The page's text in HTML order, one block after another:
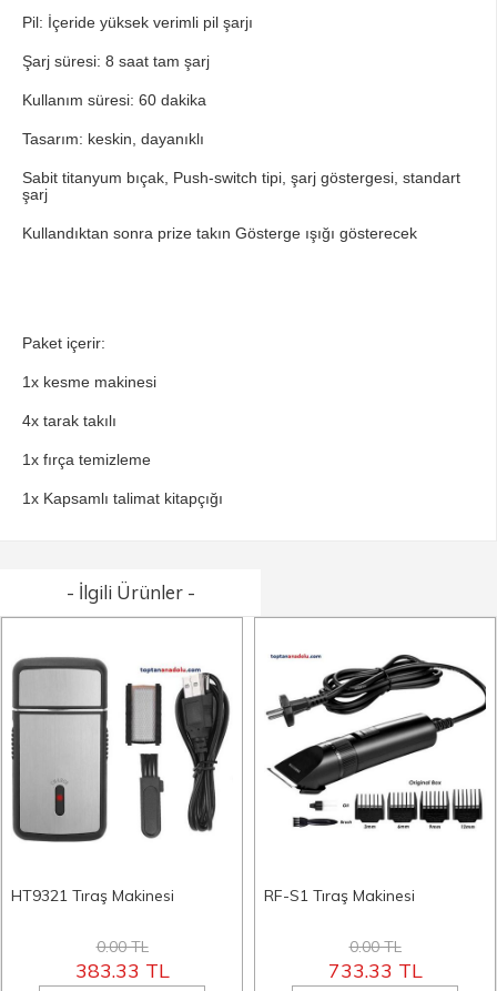
Pil: İçeride yüksek verimli pil şarjı
Şarj süresi: 8 saat tam şarj
Kullanım süresi: 60 dakika
Tasarım: keskin, dayanıklı
Sabit titanyum bıçak, Push-switch tipi, şarj göstergesi, standart
şarj
Kullandıktan sonra prize takın Gösterge ışığı gösterecek
Paket içerir:
1x kesme makinesi
4x tarak takılı
1x fırça temizleme
1x Kapsamlı talimat kitapçığı
- İlgili Ürünler -
HT9321 Tıraş Makinesi
0.00 TL
383.33 TL
RF-S1 Tıraş Makinesi
0.00 TL
733.33 TL